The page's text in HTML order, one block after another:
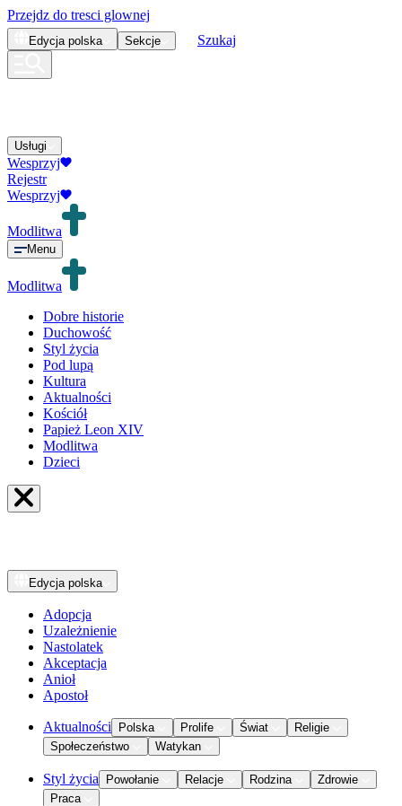
Przejdz do tresci glownej
Edycja polska Sekcje Szukaj
Usługi
Wesprzyj
Rejestr
Wesprzyj
Modlitwa
Menu
Modlitwa
Dobre historie
Duchowość
Styl życia
Pod lupą
Kultura
Aktualności
Kościół
Papież Leon XIV
Modlitwa
Dzieci
Edycja polska
Adopcja
Uzależnienie
Nastolatek
Akceptacja
Anioł
Apostoł
Aktualności Polska Prolife Świat
Religie
Społeczeństwo
Watykan
Styl życia Powołanie Relacje Rodzina
Zdrowie
Praca